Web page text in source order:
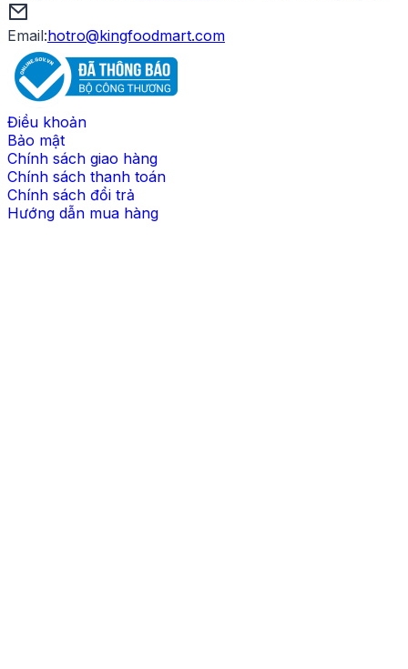
Email:hotro@kingfoodmart.com
Điều khoản
Bảo mật
Chính sách giao hàng
Chính sách thanh toán
Chính sách đổi trả
Hướng dẫn mua hàng